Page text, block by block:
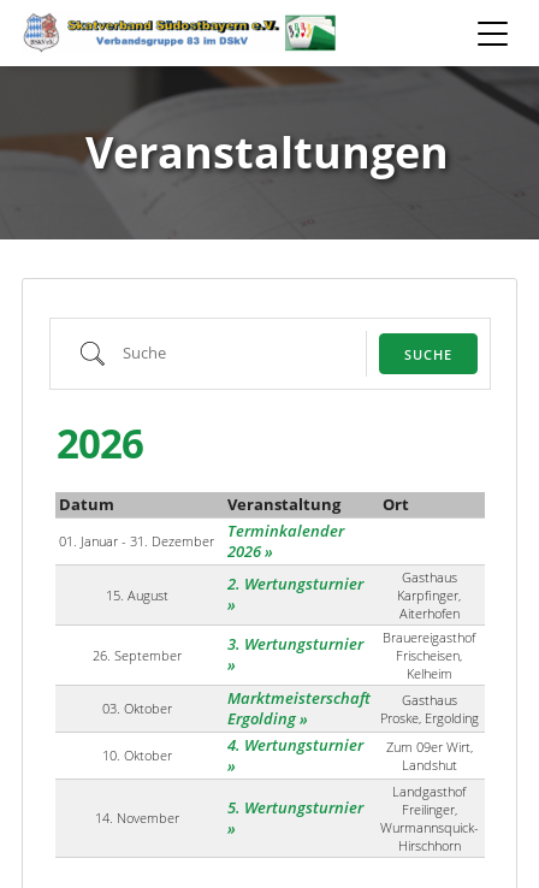
Veranstaltungen
Suche
SUCHE
2026
Datum Veranstaltung Ort
01. Januar - 31. Dezember
Terminkalender
2026
15. August
2. Wertungsturnier
Gasthaus
Karpfinger,
Aiterhofen
26. September
3. Wertungsturnier
Brauereigasthof
Frischeisen,
Kelheim
03. Oktober
Marktmeisterschaft
Ergolding
Gasthaus
Proske, Ergolding
10. Oktober 4. Wertungsturnier
Zum 09er Wirt,
Landshut
14. November 5. Wertungsturnier
Landgasthof
Freilinger,
Wurmannsquick-
Hirschhorn